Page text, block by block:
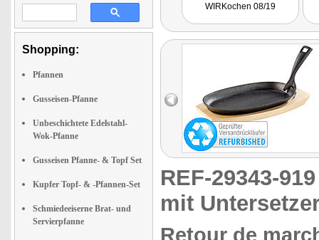
Shopping:
Pfannen
Gusseisen-Pfanne
Unbeschichtete Edelstahl-
Wok-Pfanne
Gusseisen Pfanne- & Topf Set
Kupfer Topf- & -Pfannen-Set
Schmiedeeiserne Brat- und
Servierpfanne
Eierschwammerl-Gröstl,
einfach nur Bratkartoffeln
Pfanne wirklich ideal ist. Die
Handumdrehen gemacht.
Variieren Sie Zutaten, die
gerade zuhause vorrätig
sind, würzen diese und
zaubern Sie mit der
Pfannen neue, individuelle
Gerichte!"
Getestet wurde NC-2900.
WIRKochen 08/19
REF-29343-
mit
Retour de